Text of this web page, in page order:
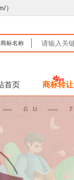
）
商标名称
首页 商标转让